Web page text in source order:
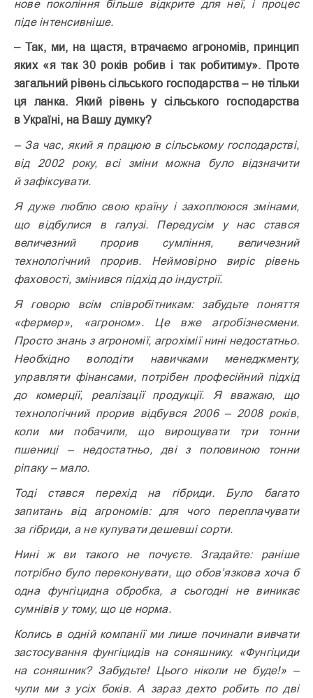
нове покоління більше відкрите для неї, і процес
піде інтенсивніше.
– Так, ми, на щастя, втрачаємо агрономів, принцип
яких «я так 30 років робив і так робитиму». Проте
загальний рівень сільського господарства – не тільки
ця ланка. Який рівень у сільського господарства
в Україні, на Вашу думку?
– За час, який я працюю в сільському господарстві,
від 2002 року, всі зміни можна було відзначити
й зафіксувати.
Я дуже люблю свою країну і захоплююся змінами,
що відбулися в галузі. Передусім у нас стався
величезний прорив сумління, величезний
технологічний прорив. Неймовірно виріс рівень
фаховості, змінився підхід до індустрії.
Я говорю всім співробітникам: забудьте поняття
«фермер», «агроном». Це вже агробізнесмени.
Просто знань з агрономії, агрохімії нині недостатньо.
Необхідно володіти навичками менеджменту,
управляти фінансами, потрібен професійний підхід
до комерції, реалізації продукції. Я вважаю, що
технологічний прорив відбувся 2006 – 2008 років,
коли ми побачили, що вирощувати три тонни
пшениці – недостатньо, дві з половиною тонни
ріпаку – мало.
Тоді стався перехід на гібриди. Було багато
запитань від агрономів: для чого переплачувати
за гібриди, а не купувати дешевші сорти.
Нині ж ви такого не почуєте. Згадайте: раніше
потрібно було переконувати, що обов’язкова хоча б
одна фунгіцидна обробка, а сьогодні не виникає
сумнівів у тому, що це норма.
Колись в одній компанії ми лише починали вивчати
застосування фунгіцидів на соняшнику. «Фунгіциди
на соняшник? Забудьте! Цього ніколи не буде!» –
чули ми з усіх боків. А зараз дехто робить по дві